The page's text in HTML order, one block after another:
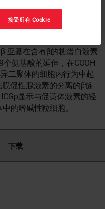
膜。 hCG由两个亚基组
激素，促甲状腺激素和
亚基在含有β的糖蛋白激素
氨基酸的延伸，在COOH
二聚体的细胞内行为中起
促性腺激素的分离的β链
显示与促黄体激素的轻
的嗜碱性粒细胞。
下载
接受所有 Cookie